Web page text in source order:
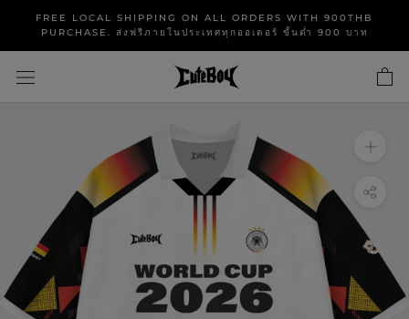
content
FREE LOCAL SHIPPING ON ALL ORDERS WITH 900THB
PURCHASE. ส่งฟรีภายในประเทศทุกออเดอร์ ขั้นต่ำ 900 บาท